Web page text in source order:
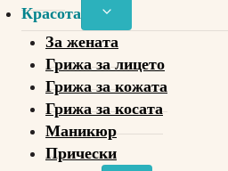
Красота
Toggle
child
menu
За жената
Грижа за лицето
Грижа за кожата
Грижа за косата
Маникюр
Прически